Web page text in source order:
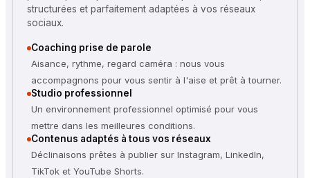
structurées et parfaitement adaptées à vos réseaux
sociaux.
Coaching prise de parole
Aisance, rythme, regard caméra : nous vous
accompagnons pour vous sentir à l'aise et prêt à tourner.
Studio professionnel
Un environnement professionnel optimisé pour vous
mettre dans les meilleures conditions.
Contenus adaptés à tous vos réseaux
Déclinaisons prêtes à publier sur Instagram, LinkedIn,
TikTok et YouTube Shorts.